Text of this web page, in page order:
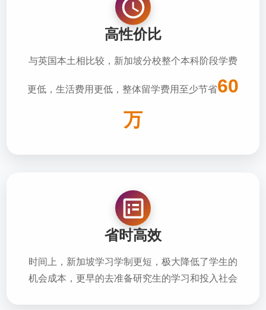
高性价比
与英国本土相比较，新加坡分校整个本科阶段学费
更低，生活费用更低，整体留学费用至少节省60
万
省时高效
时间上，新加坡学习学制更短，极大降低了学生的
机会成本，更早的去准备研究生的学习和投入社会